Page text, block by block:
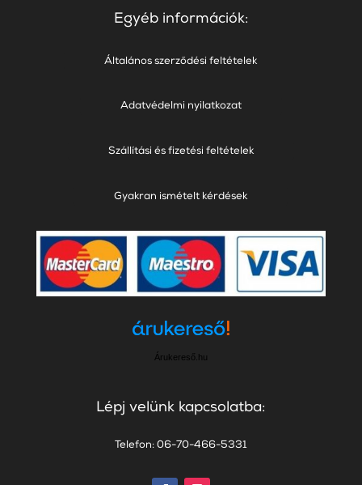
Egyéb információk:
Általános szerződési feltételek
Adatvédelmi nyilatkozat
Szállítási és fizetési feltételek
Gyakran ismételt kérdések
Árukereső.hu
Lépj velünk kapcsolatba:
Telefon: 06-70-466-5331